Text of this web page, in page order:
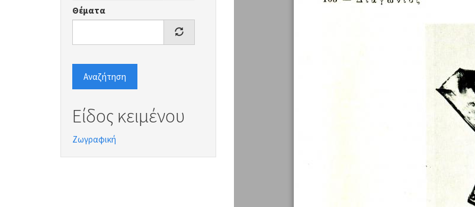
Θέματα
Αναζήτηση
Είδος κειμένου
Ζωγραφική